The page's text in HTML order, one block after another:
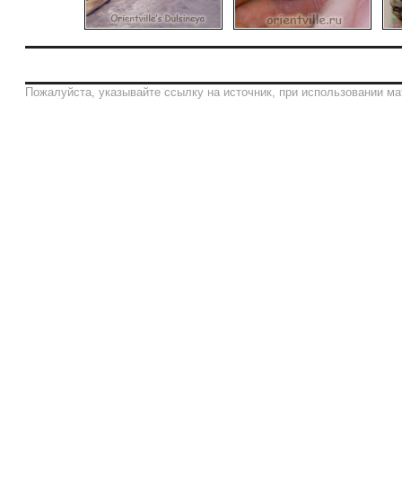
Пожалуйста, указывайте ссылку на источник, при использовании